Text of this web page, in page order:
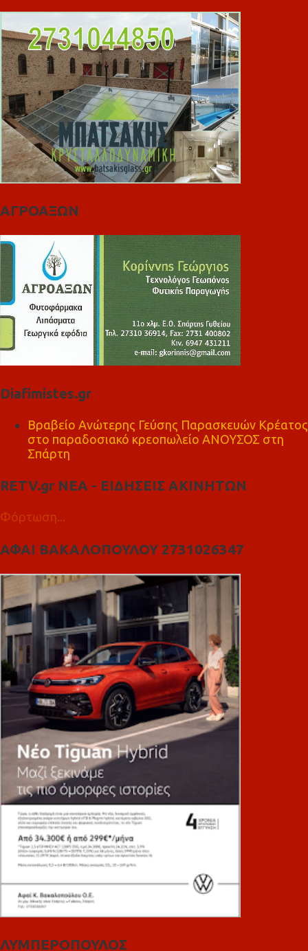
ΑΓΡΟΑΞΩΝ
Diafimistes.gr
Βραβείο Ανώτερης Γεύσης Παρασκευών Κρέατος
στο παραδοσιακό κρεοπωλείο ΑΝΟΥΣΟΣ στη
Σπάρτη
RETV.gr ΝΕΑ - ΕΙΔΗΣΕΙΣ ΑΚΙΝΗΤΩΝ
Φόρτωση...
ΑΦΑΙ ΒΑΚΑΛΟΠΟΥΛΟΥ 2731026347
ΛΥΜΠΕΡΟΠΟΥΛΟΣ